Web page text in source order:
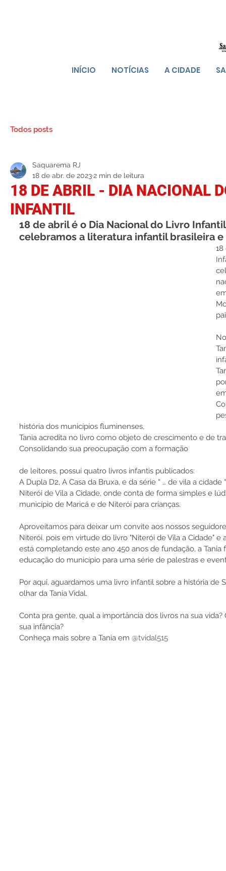
INÍCIO NOTÍCIAS A CIDADE
Todos posts
18 DE ABRIL - DIA NACIONAL
INFANTIL
Saquarema RJ
18 de abr. de 2023 2 min de leitura
18 de abril é o Dia Nacional do Livro
celebramos a literatura infantil brasileira e
história dos municípios fluminenses,
Tania acredita no livro como objeto de crescimento e de
Consolidando sua preocupação com a formação
de leitores, possui quatro livros infantis publicados:
A Dupla D2, A Casa da Bruxa, e da série “ … de vila a
Niterói de Vila a Cidade, onde conta de forma simples e
município de Maricá e de Niterói para crianças.
Aproveitamos para deixar um convite aos nossos
Niterói. pois em virtude do livro "Niterói de Vila a Cidade"
está completando este ano 450 anos de fundação, a
educação do município para uma série de palestras e
Por aqui, aguardamos uma livro infantil sobre a história de
olhar da Tania Vidal.
Conta pra gente, qual a importância dos livros na sua
sua infância?
Conheça mais sobre a Tania em @tvidal515